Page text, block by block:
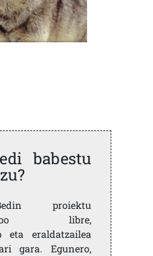
babestu
proiektu
libre,
eta eraldatzailea
gara. Egunero,